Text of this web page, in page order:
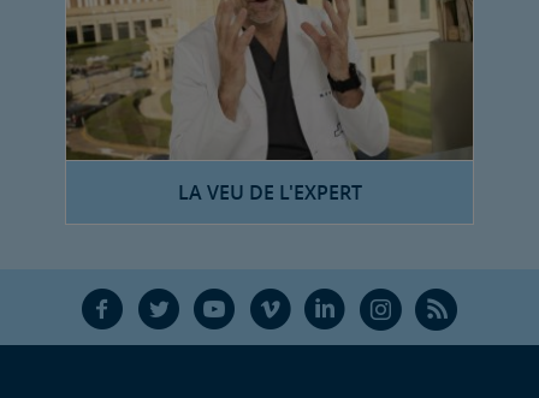
LA VEU DE L'EXPERT
F T Y V L Ñ R